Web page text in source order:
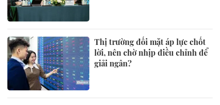
Thị trường đối mặt áp lực chốt
lời, nên chờ nhịp điều chỉnh để
giải ngân?